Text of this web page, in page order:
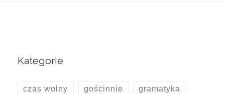
Kategorie
czas wolny gościnnie gramatyka